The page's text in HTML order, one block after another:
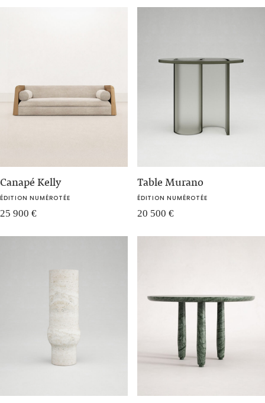
Canapé Kelly
ÉDITION NUMÉROTÉE
25 900 €
Table Murano
ÉDITION NUMÉROTÉE
20 500 €